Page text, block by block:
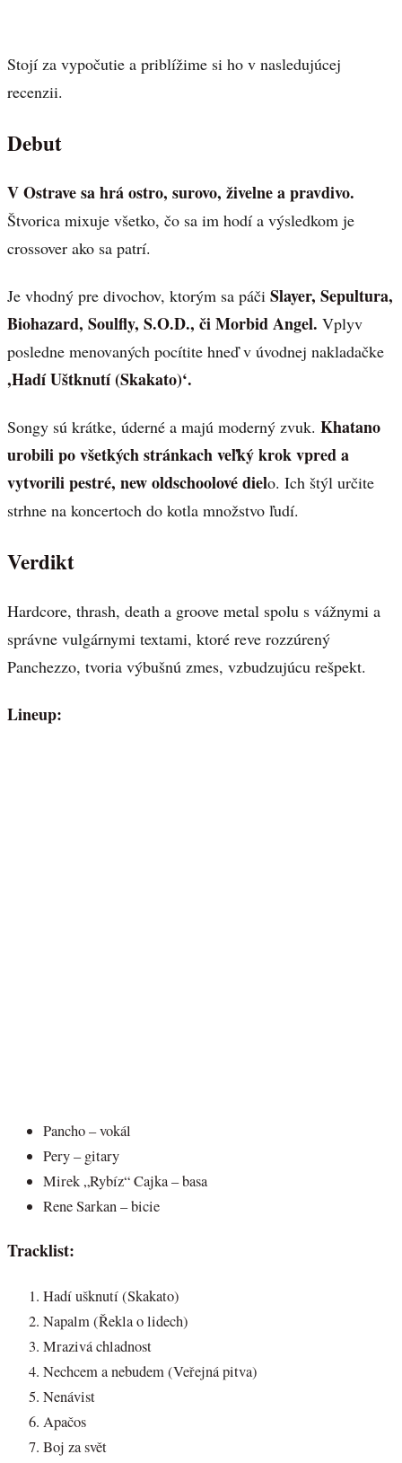
Stojí za vypočutie a priblížime si ho v nasledujúcej
recenzii.
Debut
V Ostrave sa hrá ostro, surovo, živelne a pravdivo.
Štvorica mixuje všetko, čo sa im hodí a výsledkom je
crossover ako sa patrí.
Je vhodný pre divochov, ktorým sa páči Slayer, Sepultura,
Biohazard, Soulfly, S.O.D., či Morbid Angel. Vplyv
posledne menovaných pocítite hneď v úvodnej nakladačke
,Hadí Uštknutí (Skakato)‘.
Songy sú krátke, úderné a majú moderný zvuk. Khatano
urobili po všetkých stránkach veľký krok vpred a
vytvorili pestré, new oldschoolové dielo. Ich štýl určite
strhne na koncertoch do kotla množstvo ľudí.
Verdikt
Hardcore, thrash, death a groove metal spolu s vážnymi a
správne vulgárnymi textami, ktoré reve rozzúrený
Panchezzo, tvoria výbušnú zmes, vzbudzujúcu rešpekt.
Lineup:
Pancho – vokál
Pery – gitary
Mirek „Rybíz“ Cajka – basa
Rene Sarkan – bicie
Tracklist:
Hadí ušknutí (Skakato)
Napalm (Řekla o lidech)
Mrazivá chladnost
Nechcem a nebudem (Veřejná pitva)
Nenávist
Apačos
Boj za svět